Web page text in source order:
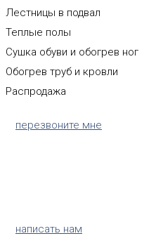
Лестницы в подвал
Теплые полы
Сушка обуви и обогрев ног
Обогрев труб и кровли
Распродажа
перезвоните мне
написать нам